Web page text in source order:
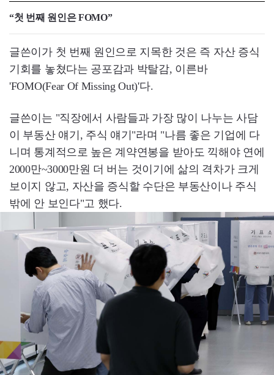
“첫 번째 원인은 FOMO”
글쓴이가 첫 번째 원인으로 지목한 것은 즉 자산 증식
기회를 놓쳤다는 공포감과 박탈감, 이른바
'FOMO(Fear Of Missing Out)'다.
글쓴이는 "직장에서 사람들과 가장 많이 나누는 사담
이 부동산 얘기, 주식 얘기"라며 "나름 좋은 기업에 다
니며 통계적으로 높은 계약연봉을 받아도 끽해야 연에
2000만~3000만원 더 버는 것이기에 삶의 격차가 크게
보이지 않고, 자산을 증식할 수단은 부동산이나 주식
밖에 안 보인다"고 했다.